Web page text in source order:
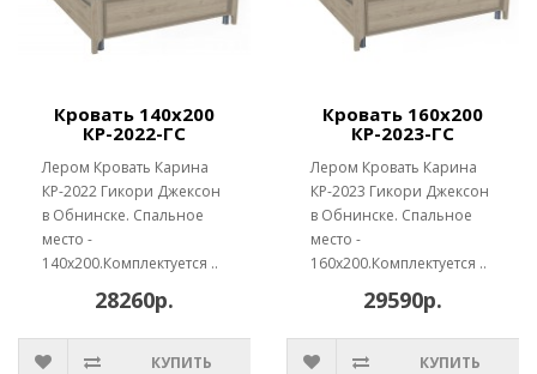
Кровать 140х200
КР-2022-ГС
Лером Кровать Карина
КР-2022 Гикори Джексон
в Обнинске. Спальное
место -
140х200.Комплектуется ..
28260р.
КУПИТЬ
Кровать 160х200
КР-2023-ГС
Лером Кровать Карина
КР-2023 Гикори Джексон
в Обнинске. Спальное
место -
160х200.Комплектуется ..
29590р.
КУПИТЬ